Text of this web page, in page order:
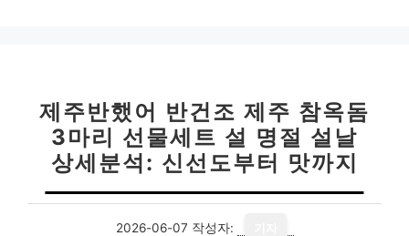
제주반했어 반건조 제주 참옥돔
3마리 선물세트 설 명절 설날
상세분석: 신선도부터 맛까지
2026-06-07 작성자: